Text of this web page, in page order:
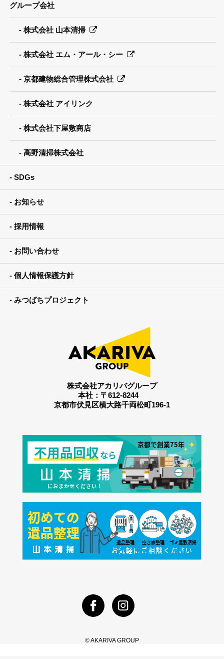
グループ会社
株式会社 山本清掃
株式会社 エム・アール・シー
京都建物総合管理株式会社
株式会社 アイリンク
株式会社下屋敷商店
高野清掃株式会社
SDGs
お知らせ
採用情報
お問い合わせ
個人情報保護方針
みつばちプロジェクト
株式会社アカリバグループ
本社：〒612-8244
京都市伏見区横大路千両松町196-1
© AKARIVA GROUP